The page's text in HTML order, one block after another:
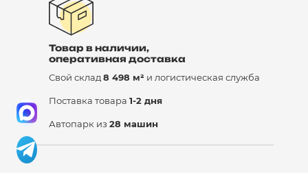
Товар в наличии,
оперативная доставка
Свой склад8 498 м² и логистическая служба
Поставка товара 1-2 дня
Автопарк из 28 машин